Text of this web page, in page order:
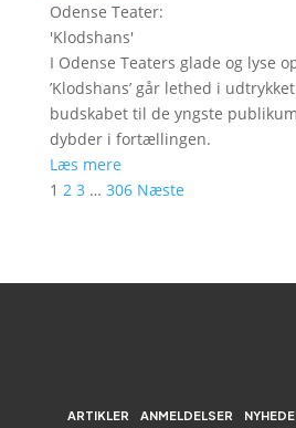
Odense Teater:
'Klodshans'
I Odense Teaters glade og lyse
’Klodshans’ går lethed i
budskabet til de yngste
dybder i fortællingen.
Læs mere
1 2 3 … 306 Næste
ARTIKLER ANMELDELSER